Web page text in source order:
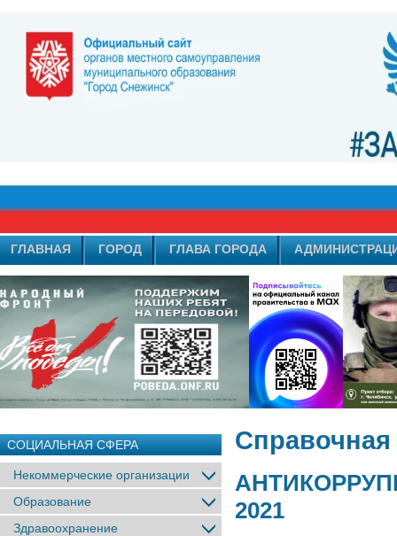
ГЛАВНАЯ ГОРОД ГЛАВА ГОРОДА
СОЦИАЛЬНАЯ СФЕРА
Некоммерческие организации
Образование
Здравоохранение
2021